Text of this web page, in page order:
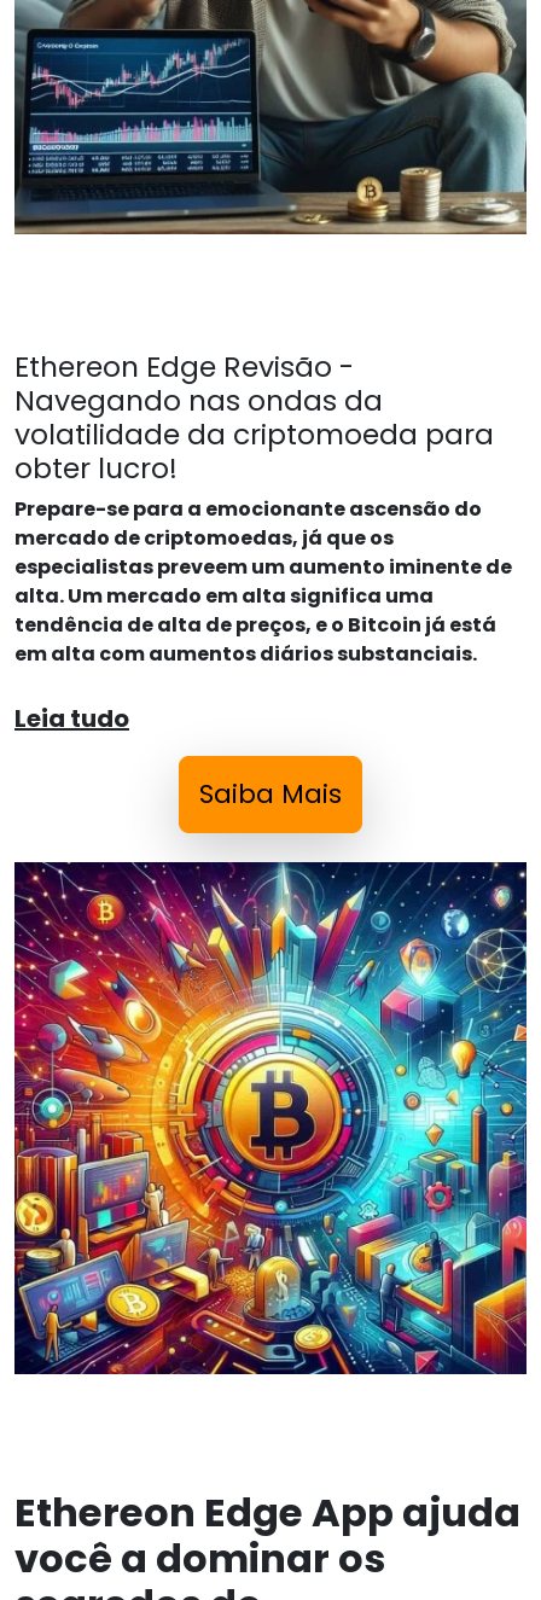
Ethereon Edge Revisão -
Navegando nas ondas da
volatilidade da criptomoeda para
obter lucro!
Prepare-se para a emocionante ascensão do
mercado de criptomoedas, já que os
especialistas preveem um aumento iminente de
alta. Um mercado em alta significa uma
tendência de alta de preços, e o Bitcoin já está
em alta com aumentos diários substanciais.
Leia tudo
Saiba Mais
Ethereon Edge App ajuda
você a dominar os